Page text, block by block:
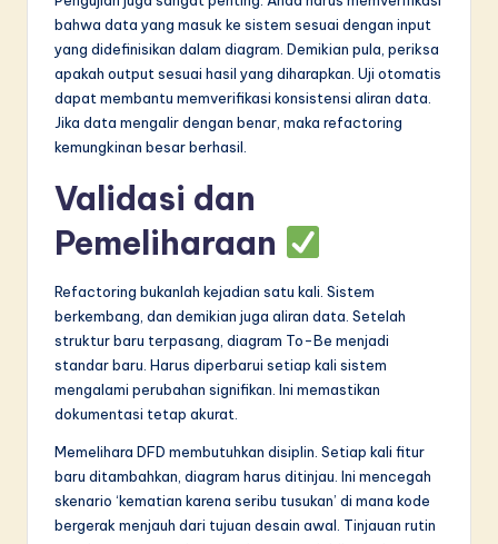
bahwa data yang masuk ke sistem sesuai dengan input
yang didefinisikan dalam diagram. Demikian pula, periksa
apakah output sesuai hasil yang diharapkan. Uji otomatis
dapat membantu memverifikasi konsistensi aliran data.
Jika data mengalir dengan benar, maka refactoring
kemungkinan besar berhasil.
Validasi dan
Pemeliharaan
Refactoring bukanlah kejadian satu kali. Sistem
berkembang, dan demikian juga aliran data. Setelah
struktur baru terpasang, diagram To-Be menjadi
standar baru. Harus diperbarui setiap kali sistem
mengalami perubahan signifikan. Ini memastikan
dokumentasi tetap akurat.
Memelihara DFD membutuhkan disiplin. Setiap kali fitur
baru ditambahkan, diagram harus ditinjau. Ini mencegah
skenario ‘kematian karena seribu tusukan’ di mana kode
bergerak menjauh dari tujuan desain awal. Tinjauan rutin